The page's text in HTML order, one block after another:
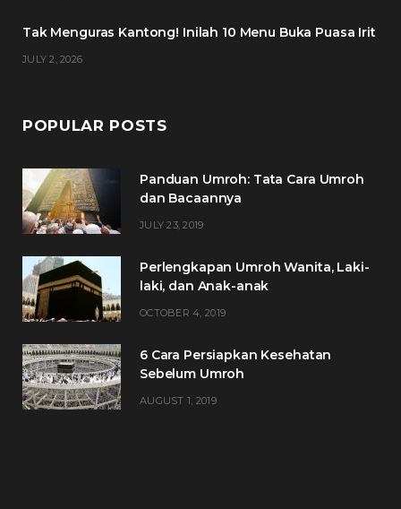
Tak Menguras Kantong! Inilah 10 Menu Buka Puasa Irit
JULY 2, 2026
POPULAR POSTS
Panduan Umroh: Tata Cara Umroh
dan Bacaannya
JULY 23, 2019
Perlengkapan Umroh Wanita, Laki-
laki, dan Anak-anak
OCTOBER 4, 2019
6 Cara Persiapkan Kesehatan
Sebelum Umroh
AUGUST 1, 2019